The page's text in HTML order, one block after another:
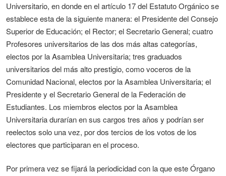
Universitario, en donde en el artículo 17 del Estatuto Orgánico se
establece esta de la siguiente manera: el Presidente del Consejo
Superior de Educación; el Rector; el Secretario General; cuatro
Profesores universitarios de las dos más altas categorías,
electos por la Asamblea Universitaria; tres graduados
universitarios del más alto prestigio, como voceros de la
Comunidad Nacional, electos por la Asamblea Universitaria; el
Presidente y el Secretario General de la Federación de
Estudiantes. Los miembros electos por la Asamblea
Universitaria durarían en sus cargos tres años y podrían ser
reelectos solo una vez, por dos tercios de los votos de los
electores que participaran en el proceso.
Por primera vez se fijará la periodicidad con la que este Órgano